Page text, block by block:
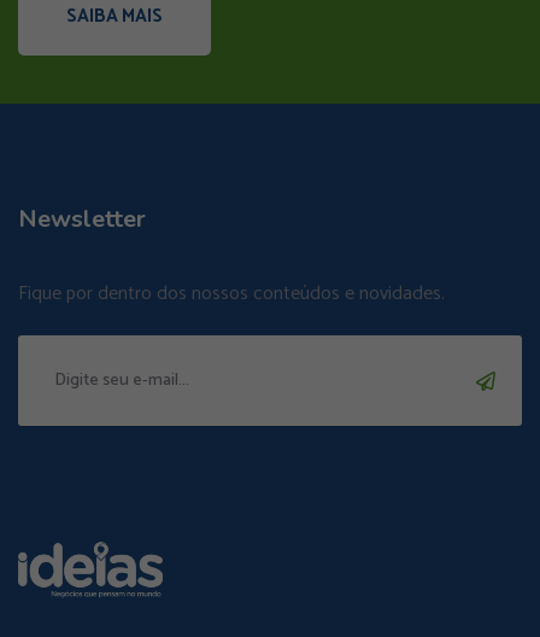
SAIBA MAIS
Newsletter
Fique por dentro dos nossos conteúdos e novidades.